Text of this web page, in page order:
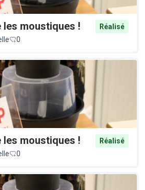
moustiques !
Réalisé
0
moustiques !
Réalisé
0